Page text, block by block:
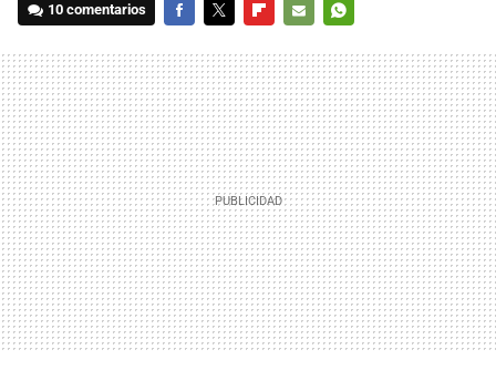
10 comentarios
MAIL